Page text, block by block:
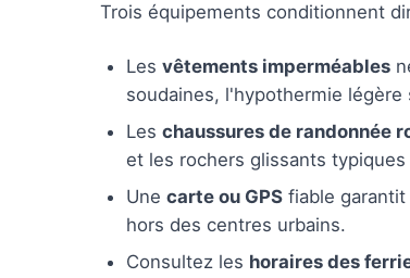
Trois équipements conditionnent
Les vêtements imperméables
soudaines, l'hypothermie
Les chaussures de randonnée
et les rochers glissants
Une carte ou GPS fiable
hors des centres urbains.
Consultez les horaires des